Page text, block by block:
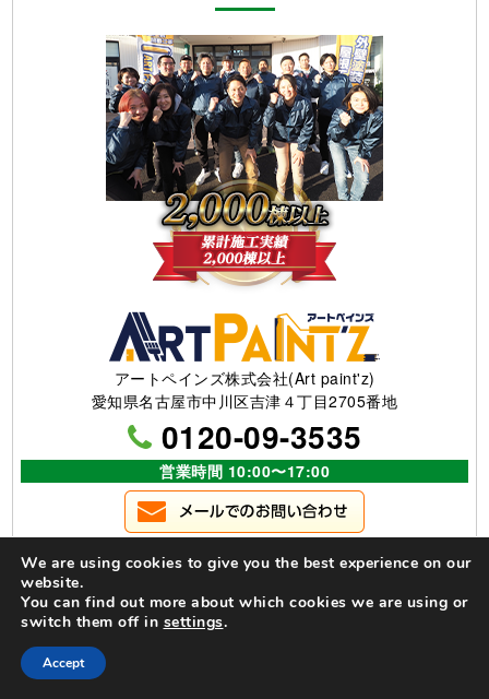
アートペインズ株式会社(Art paint'z)
愛知県名古屋市中川区吉津４丁目2705番地
0120-09-3535
営業時間 10:00〜17:00
We are using cookies to give you the best experience on our
website.
You can find out more about which cookies we are using or
switch them off in settings.
Accept